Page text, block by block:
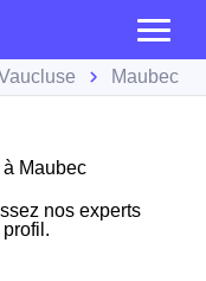
Maubec
Maubec
nos experts